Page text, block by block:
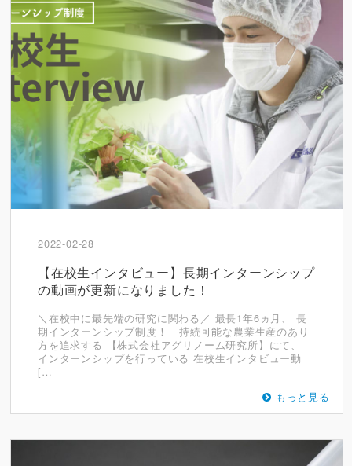
2022-02-28
【在校生インタビュー】長期インターンシップ
の動画が更新になりました！
＼在校中に最先端の研究に関わる／ 最長1年6ヵ月、 長
期インターンシップ制度！ 持続可能な農業生産のあり
方を追求する 【株式会社アグリノーム研究所】にて、
インターンシップを行っている 在校生インタビュー動
[…
もっと見る